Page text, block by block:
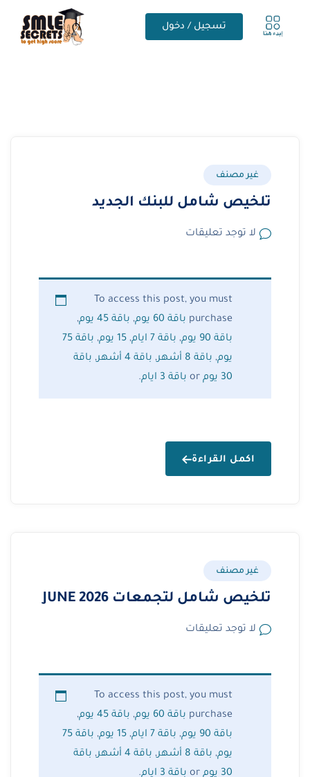
تسجيل / دخول
غير مصنف
تلخيص شامل للبنك الجديد
لا توجد تعليقات
To access this post, you must
purchase باقة 60 يوم , باقة 45 يوم
,
باقة 90 يوم
, باقة 7 ايام , 15 يوم ,
باقة 75
يوم, باقة 8 أشهر , باقة 4 أشهر , باقة
30 يوم
باقة 3 ايام .
اكمل القراءة
غير مصنف
تلخيص شامل لتجمعات JUNE 2026
لا توجد تعليقات
To access this post, you must
purchase باقة 60 يوم , باقة 45 يوم
,
باقة 90 يوم
, باقة 7 ايام , 15 يوم ,
باقة 75
يوم, باقة 8 أشهر , باقة 4 أشهر , باقة
30 يوم
باقة 3 ايام .